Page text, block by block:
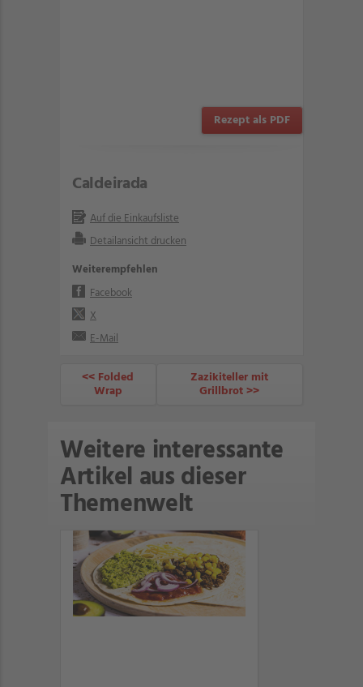
Rezept als PDF
Caldeirada
Auf die Einkaufsliste
Detailansicht drucken
Weiterempfehlen
Facebook
X
E-Mail
<< Folded
Wrap
Zazikiteller mit
Grillbrot >>
Weitere interessante
Artikel aus dieser
Themenwelt